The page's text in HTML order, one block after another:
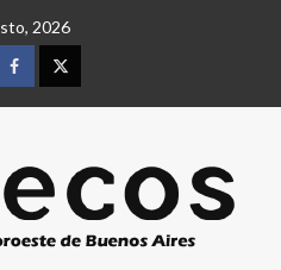
2026
FacebookTwitter